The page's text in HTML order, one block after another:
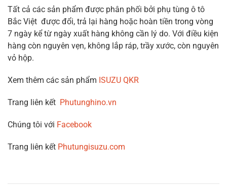
Tất cả các sản phẩm được phân phối bởi phụ tùng ô tô
Bắc Việt được đổi, trả lại hàng hoặc hoàn tiền trong vòng
7 ngày kể từ ngày xuất hàng không cần lý do. Với điều kiện
hàng còn nguyên vẹn, không lắp ráp, trầy xước, còn nguyên
vỏ hộp.
Xem thêm các sản phẩm ISUZU QKR
Trang liên kết Phutunghino.vn
Chúng tôi với Facebook
Trang liên kết Phutungisuzu.com